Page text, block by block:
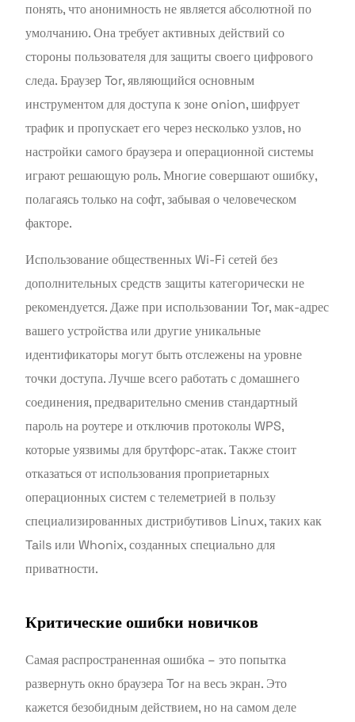
понять, что анонимность не является абсолютной по
умолчанию. Она требует активных действий со
стороны пользователя для защиты своего цифрового
следа. Браузер Tor, являющийся основным
инструментом для доступа к зоне onion, шифрует
трафик и пропускает его через несколько узлов, но
настройки самого браузера и операционной системы
играют решающую роль. Многие совершают ошибку,
полагаясь только на софт, забывая о человеческом
факторе.
Использование общественных Wi-Fi сетей без
дополнительных средств защиты категорически не
рекомендуется. Даже при использовании Tor, мак-адрес
вашего устройства или другие уникальные
идентификаторы могут быть отслежены на уровне
точки доступа. Лучше всего работать с домашнего
соединения, предварительно сменив стандартный
пароль на роутере и отключив протоколы WPS,
которые уязвимы для брутфорс-атак. Также стоит
отказаться от использования проприетарных
операционных систем с телеметрией в пользу
специализированных дистрибутивов Linux, таких как
Tails или Whonix, созданных специально для
приватности.
Критические ошибки новичков
Самая распространенная ошибка – это попытка
развернуть окно браузера Tor на весь экран. Это
кажется безобидным действием, но на самом деле